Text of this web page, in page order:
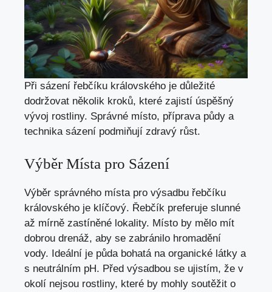
Při sázení řebčíku královského je důležité
dodržovat několik kroků, které zajistí úspěšný
vývoj rostliny. Správné místo, příprava půdy a
technika sázení podmiňují zdravý růst.
Výběr Místa pro Sázení
Výběr správného místa pro výsadbu řebčíku
královského je klíčový. Řebčík preferuje slunné
až mírně zastíněné lokality. Místo by mělo mít
dobrou drenáž, aby se zabránilo hromadění
vody. Ideální je půda bohatá na organické látky a
s neutrálním pH. Před výsadbou se ujistím, že v
okolí nejsou rostliny, které by mohly soutěžit o